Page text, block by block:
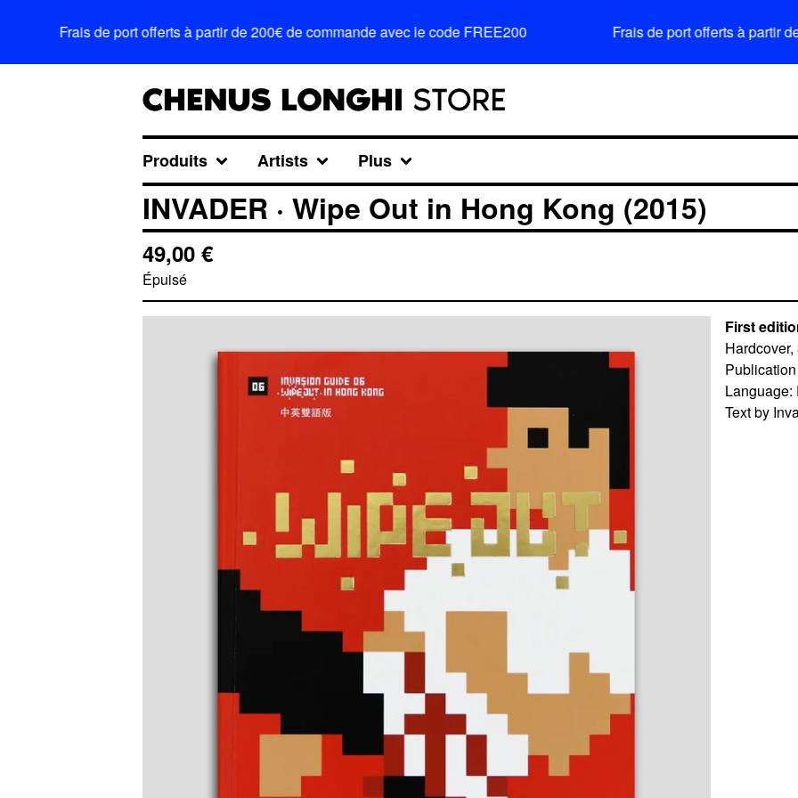
Frais de port offerts à partir de 200€ de commande avec le code FREE200 Frais de port offerts à partir de
Produits Artists Plus
INVADER · Wipe Out in Hong Kong (2015)
49,00 €
Épuisé
First
Language:
Text by